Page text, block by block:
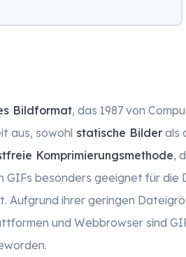
Bildformat, das 1987 von
aus, sowohl statische Bilderals
Komprimierungsmethode,
besonders geeignet für die
Aufgrund ihrer geringen
und Webbrowser sind